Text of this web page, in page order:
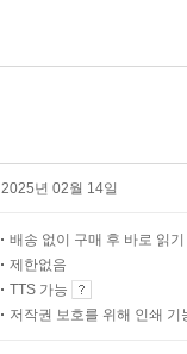
2025년 02월 14일
배송 없이 구매 후 바로 읽기
제한없음
TTS 가능
저작권 보호를 위해 인쇄 기